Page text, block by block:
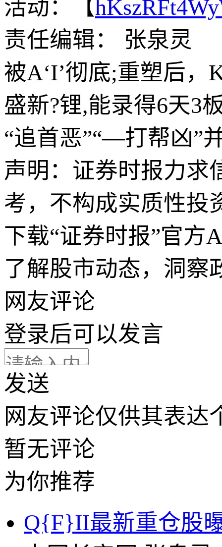
活动：【
责任编辑： 张泉灵
被A‘I’彻底;重塑后，
盛新?锂,能录得6天3
“追首恶”“—打帮凶”
声明：证券时报力求
考，不构成实质性投
下载“证券时报”官方
了解股市动态，洞察
网友评论
登录后可以发言
发送
网友评论仅供其表达
暂无评论
为你推荐
Q{F}II最新重仓股